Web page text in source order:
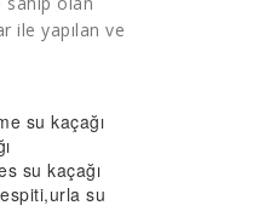
ile yapılan ve
su kaçağı
su kaçağı
,urla su